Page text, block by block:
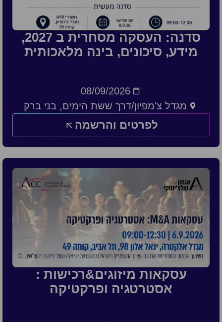
סדנה: העסקה מסחרית ב 2027,
מידע, סיכונים, בינה מלאכותית
08/09/2026
מגדל צ'מפיון/דרך ששת הימים, בני ברק
לפרטים והרשמה
עסקאות מיזוגים&רכישות :
אסטרטגיה ופרקטיקה